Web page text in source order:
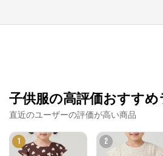
子供服の高評価おすす
直近のユーザーの評価が高い商品
1 2
ナルミヤオンライ